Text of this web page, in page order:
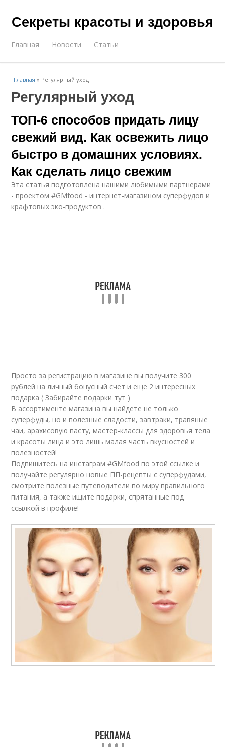
Секреты красоты и здоровья
Главная Новости Статьи
Главная » Регулярный уход
Регулярный уход
ТОП-6 способов придать лицу
свежий вид. Как освежить лицо
быстро в домашних условиях.
Как сделать лицо свежим
Эта статья подготовлена нашими любимыми партнерами
- проектом #GMfood - интернет-магазином суперфудов и
крафтовых эко-продуктов .
Просто за регистрацию в магазине вы получите 300
рублей на личный бонусный счет и еще 2 интересных
подарка ( Забирайте подарки тут )
В ассортименте магазина вы найдете не только
суперфуды, но и полезные сладости, завтраки, травяные
чаи, арахисовую пасту, мастер-классы для здоровья тела
и красоты лица и это лишь малая часть вкусностей и
полезностей!
Подпишитесь на инстаграм #GMfood по этой ссылке и
получайте регулярно новые ПП-рецепты с суперфудами,
смотрите полезные путеводители по миру правильного
питания, а также ищите подарки, спрятанные под
ссылкой в профиле!